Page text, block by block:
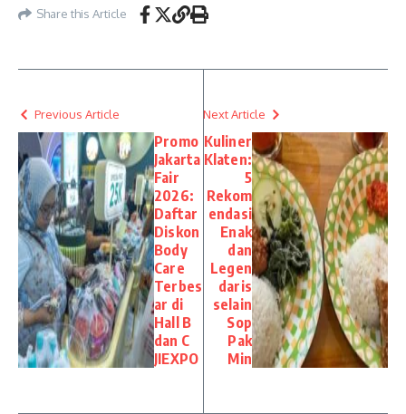
Share this Article
Previous Article
Promo
Jakarta
Fair
2026:
Daftar
Diskon
Body
Care
Terbes
ar di
Hall B
dan C
JIEXPO
Next Article
Kuliner
Klaten:
5
Rekom
endasi
Enak
dan
Legen
daris
selain
Sop
Pak
Min